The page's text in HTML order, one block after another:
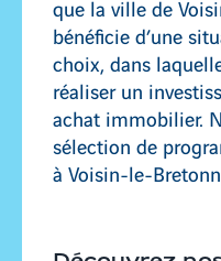
Saint-
que la ville de
bénéficie d’une
choix, dans
réaliser un
achat immobilier.
sélection de
à Voisin-le-